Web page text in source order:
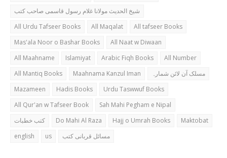
شیخ الحدیث مولانا غلام رسول قاسمی صاحب کتب
All Urdu Tafseer Books
All Maqalat
All tafseer Books
Mas'ala Noor o Bashar Books
All Naat w Diwaan
All Maahname
Islamiyat Arabic Fiqh Books
All Number
All Mantiq Books
Maahnama Kanzul Iman
مسلک آن لائن شمارہ
Mazameen
Hadis Books
Urdu Taswwuf Books
All Qur'an w Tafseer Book
Sah Mahi Pegham e Nipal
کتب خطبات
Do Mahi Al Raza Hajj o Umrah Books
Maktobat
english
us مسائل قربانی کتب